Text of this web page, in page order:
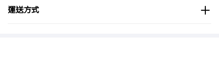
運送方式